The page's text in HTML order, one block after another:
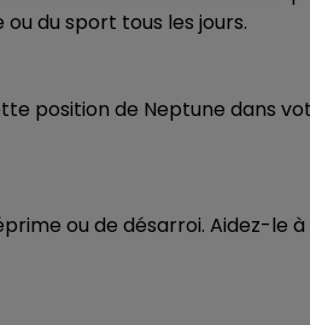
LE TICKET DE CAISSE
du sport tous les jours.
position de Neptune dans
ou de désarroi. Aidez-le